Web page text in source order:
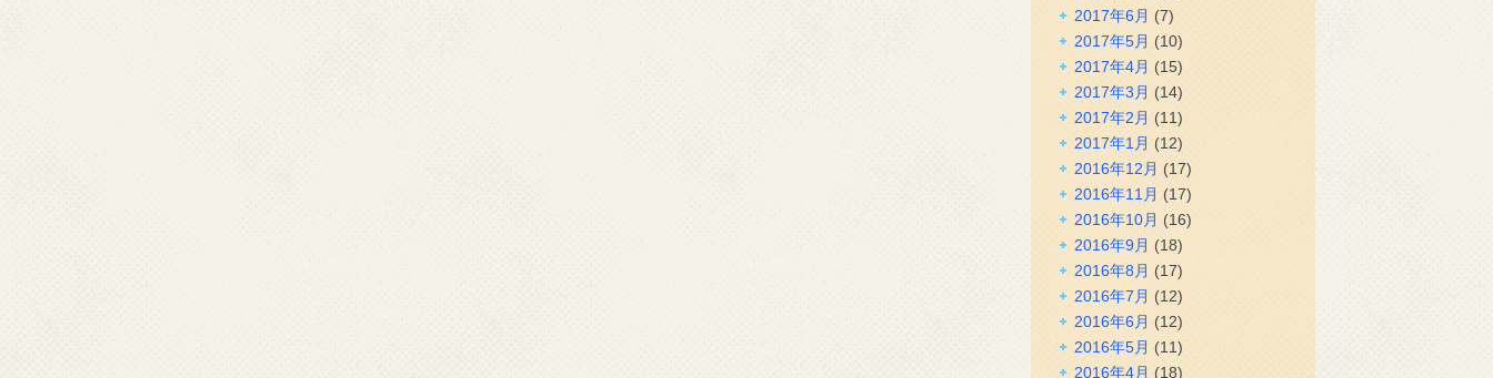
2017年6月 (7)
2017年5月 (10)
2017年4月 (15)
2017年3月 (14)
2017年2月 (11)
2017年1月 (12)
2016年12月 (17)
2016年11月 (17)
2016年10月 (16)
2016年9月 (18)
2016年8月 (17)
2016年7月 (12)
2016年6月 (12)
2016年5月 (11)
2016年4月 (18)